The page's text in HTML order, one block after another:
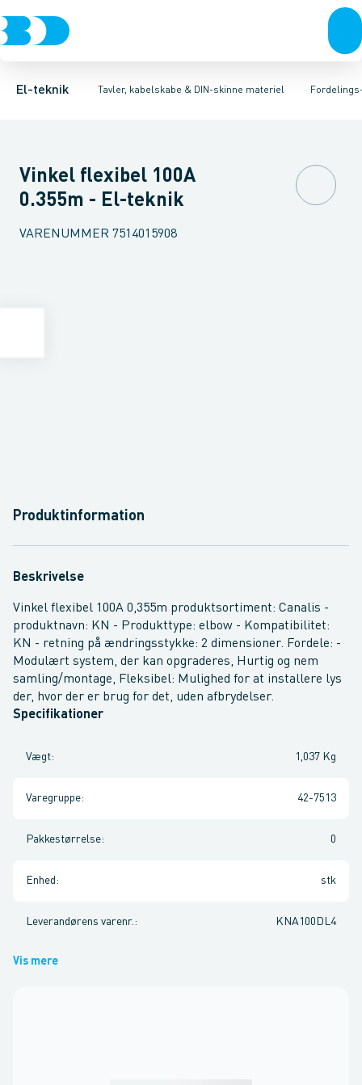
El-teknik Tavler, kabelskabe & DIN-skinne materiel
Afbrydere, stikkontakter & lampeudtagForgreningsmateriel
Tavler, kapsling og rackskabe Fordelings-/byggepladstavler
Afgangsbox for kanalskinneTilgangsboks for strømskinne
Vinkel flexibel 100A
0.355m - El-teknik
VARENUMMER 7514015908
Produktinformation
Beskrivelse
Vinkel flexibel 100A 0,355m produktsortiment: Canalis -
produktnavn: KN - Produkttype: elbow - Kompatibilitet:
KN - retning på ændringsstykke: 2 dimensioner. Fordele: -
Modulært system, der kan opgraderes, Hurtig og nem
samling/montage, Fleksibel: Mulighed for at installere lys
der, hvor der er brug for det, uden afbrydelser.
Specifikationer
Vægt: 1,037 Kg
Varegruppe: 42-7513
Pakkestørrelse: 0
Enhed : stk
Leverandørens varenr. : KNA100DL4
Vis mere